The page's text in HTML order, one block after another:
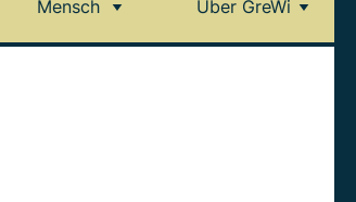
Mensch Über GreWi